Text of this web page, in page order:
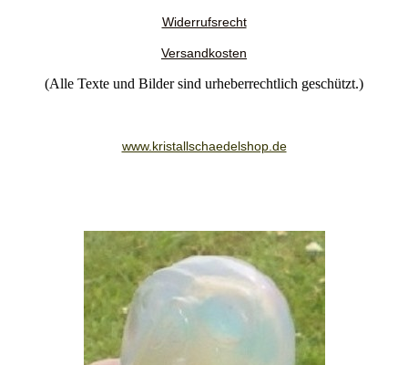
Widerrufsrecht
Versandkosten
(Alle Texte und Bilder sind urheberrechtlich geschützt.)
www.kristallschaedelshop.de